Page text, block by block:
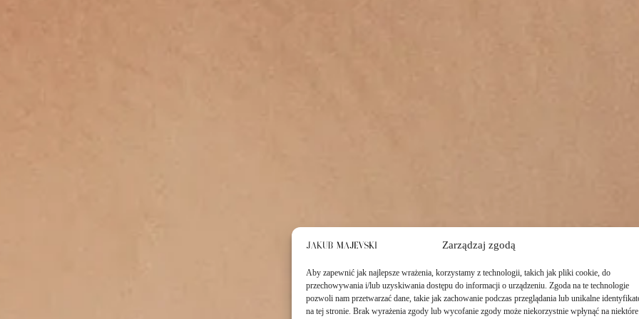
Zarządzaj zgodą
Aby zapewnić jak najlepsze wrażenia, korzystamy z technologii, takich jak pliki cookie, do
przechowywania i/lub uzyskiwania dostępu do informacji o urządzeniu. Zgoda na te technologie
pozwoli nam przetwarzać dane, takie jak zachowanie podczas przeglądania lub unikalne
na tej stronie. Brak wyrażenia zgody lub wycofanie zgody może niekorzystnie wpłynąć na niektóre